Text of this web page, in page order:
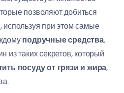
позволяют добиться
при этом самые
подручные средства.
таких секретов, который
посуду от грязи и жира,